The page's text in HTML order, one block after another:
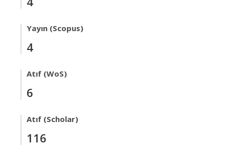
Yayın (Scopus)
4
Atıf (WoS)
6
Atıf (Scholar)
116